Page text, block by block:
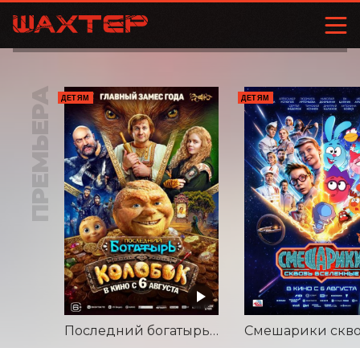
ПРЕМЬЕРА ДЕТЯМ
Последний богатырь. Колобок
ДЕТЯМ